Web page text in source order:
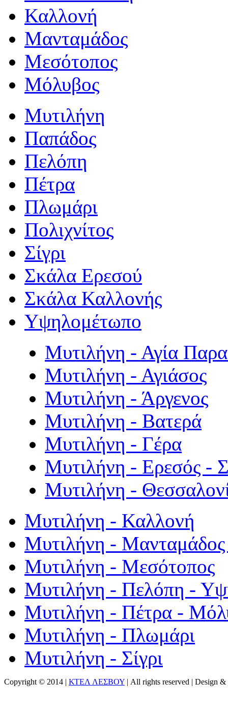
Καλλονή
Μανταμάδος
Μεσότοπος
Μόλυβος
Μυτιλήνη
Παπάδος
Πελόπη
Πέτρα
Πλωμάρι
Πολιχνίτος
Σίγρι
Σκάλα Ερεσού
Σκάλα Καλλονής
Υψηλομέτωπο
Μυτιλήνη - Αγία
Μυτιλήνη - Αγιάσος
Μυτιλήνη - Άργενος
Μυτιλήνη - Βατερά
Μυτιλήνη - Γέρα
Μυτιλήνη - Ερεσός -
Μυτιλήνη -
Μυτιλήνη - Καλλονή
Μυτιλήνη - Μανταμάδος
Μυτιλήνη - Μεσότοπος
Μυτιλήνη - Πελόπη -
Μυτιλήνη - Πέτρα -
Μυτιλήνη - Πλωμάρι
Μυτιλήνη - Σίγρι
Copyright © 2014 | ΚΤΕΛ ΛΕΣΒΟΥ | All rights reserved | Design &